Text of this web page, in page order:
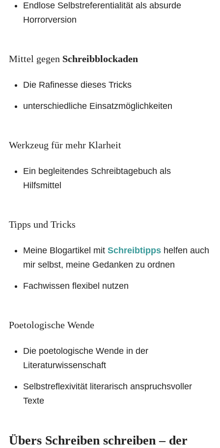
Endlose Selbstreferentialität als absurde
Horrorversion
Mittel gegen Schreibblockaden
Die Rafinesse dieses Tricks
unterschiedliche Einsatzmöglichkeiten
Werkzeug für mehr Klarheit
Ein begleitendes Schreibtagebuch als
Hilfsmittel
Tipps und Tricks
Meine Blogartikel mitSchreibtipps helfen auch
mir selbst, meine Gedanken zu ordnen
Fachwissen flexibel nutzen
Poetologische Wende
Die poetologische Wende in der
Literaturwissenschaft
Selbstreflexivität literarisch anspruchsvoller
Texte
Übers Schreiben schreiben – der